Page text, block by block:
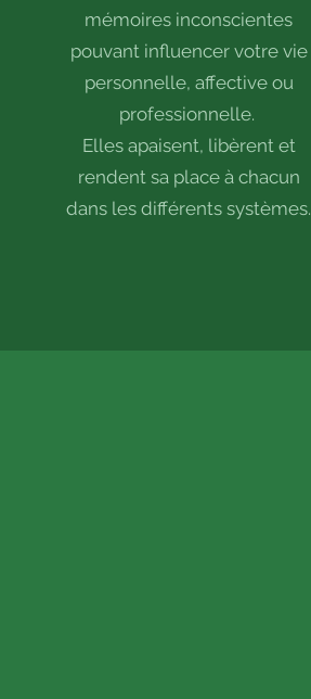
mémoires inconscientes
pouvant influencer votre vie
personnelle, affective ou
professionnelle.
Elles apaisent, libèrent et
rendent sa place à chacun
dans les différents systèmes.